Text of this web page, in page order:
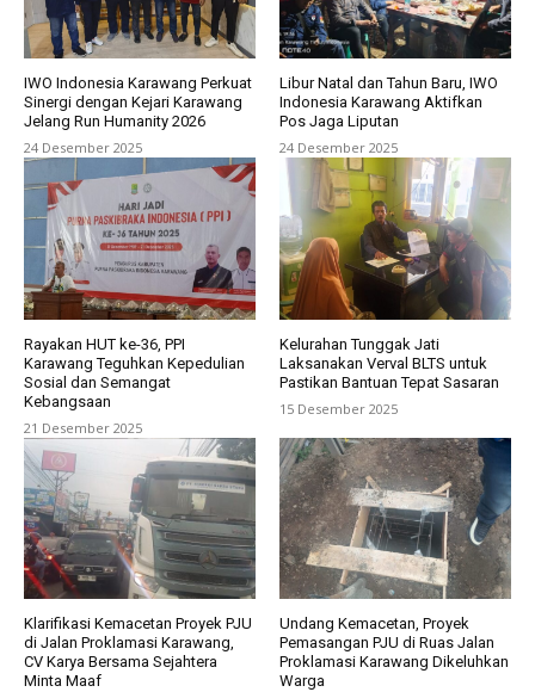
IWO Indonesia Karawang Perkuat
Sinergi dengan Kejari Karawang
Jelang Run Humanity 2026
24 Desember 2025
Libur Natal dan Tahun Baru, IWO
Indonesia Karawang Aktifkan
Pos Jaga Liputan
24 Desember 2025
Rayakan HUT ke-36, PPI
Karawang Teguhkan Kepedulian
Sosial dan Semangat
Kebangsaan
21 Desember 2025
Kelurahan Tunggak Jati
Laksanakan Verval BLTS untuk
Pastikan Bantuan Tepat Sasaran
15 Desember 2025
Klarifikasi Kemacetan Proyek PJU
di Jalan Proklamasi Karawang,
CV Karya Bersama Sejahtera
Minta Maaf
Undang Kemacetan, Proyek
Pemasangan PJU di Ruas Jalan
Proklamasi Karawang Dikeluhkan
Warga